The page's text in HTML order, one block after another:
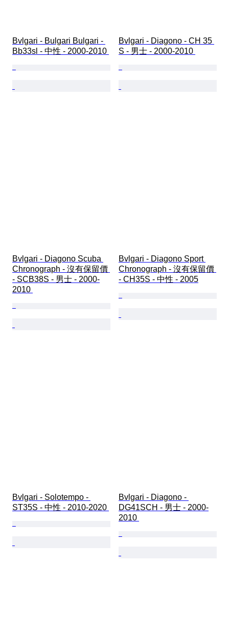
Bvlgari - Bulgari Bulgari -
Bb33sl - 中性 - 2000-2010
Bvlgari - Diagono - CH 35
S - 男士 - 2000-2010
Bvlgari - Diagono Scuba
Chronograph - 沒有保留價
- SCB38S - 男士 - 2000-
2010
Bvlgari - Diagono Sport
Chronograph - 沒有保留價
- CH35S - 中性 - 2005
Bvlgari - Solotempo -
ST35S - 中性 - 2010-2020
Bvlgari - Diagono -
DG41SCH - 男士 - 2000-
2010